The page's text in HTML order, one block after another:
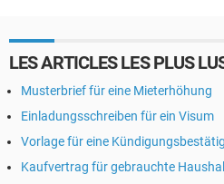
LES ARTICLES LES PLUS
Musterbrief für eine Mieterhöhung
Einladungsschreiben für ein Visum
Vorlage für eine
Kaufvertrag für gebrauchte